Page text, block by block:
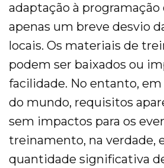
Impact
Impact
Podcast
Stories from the field
Newsletters
Sign Up for Updates
adaptação à programação
apenas um breve desvio
locais. Os materiais de
podem ser baixados ou
facilidade. No entanto,
do mundo, requisitos
sem impactos para os
treinamento, na verdade,
quantidade significativa